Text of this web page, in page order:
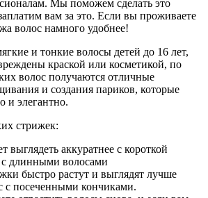
Мы поможем сделать это
вам за это. Если вы проживаете
волос намного удобнее!
и тонкие волосы детей до 16 лет,
краской или косметикой, по
волос получаются отличные
и создания париков, которые
и элегантно.
стрижек:
выглядеть аккуратнее с короткой
длинными волосами
быстро растут и выглядят лучше
с посеченными кончиками.